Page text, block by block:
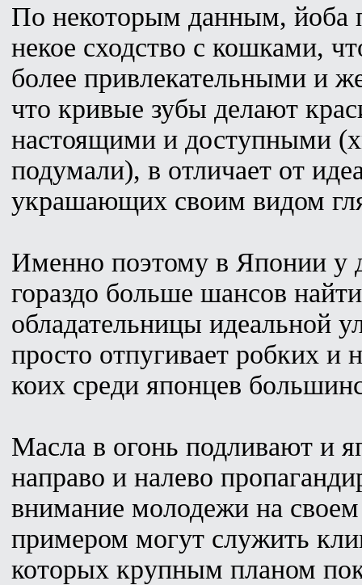
По некоторым данным, йоба
некое сходство с кошками,
более привлекательными и
что кривые зубы делают
настоящими и доступными
подумали), в отличает от
украшающих своим видом
Именно поэтому в Японии у
гораздо больше шансов
обладательницы идеальной
просто отпугивает робких и
коих среди японцев
Масла в огонь подливают и
направо и налево
внимание молодежи на
примером могут служить
которых крупным планом